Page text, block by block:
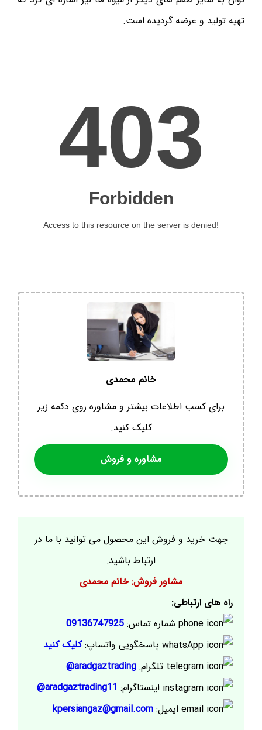
تهیه تولید و عرضه گردیده است.
خانم محمدی
برای کسب اطلاعات بیشتر و مشاوره روی دکمه زیر
کلیک کنید.
مشاوره و فروش
جهت خرید و فروش این محصول می توانید با ما در
ارتباط باشید:
مشاور فروش: خانم محمدی
راه های ارتباطی:
شماره تماس: 09136747925
پاسخگویی واتساپ:کلیک کنید
تلگرام: aradgaztrading@
اینستاگرام: aradgaztrading11@
ایمیل: kpersiangaz@gmail.com